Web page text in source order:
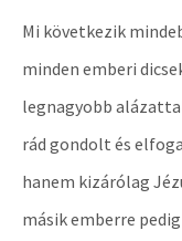
Mi következik
minden emberi
legnagyobb
rád gondolt és
hanem kizárólag
másik emberre